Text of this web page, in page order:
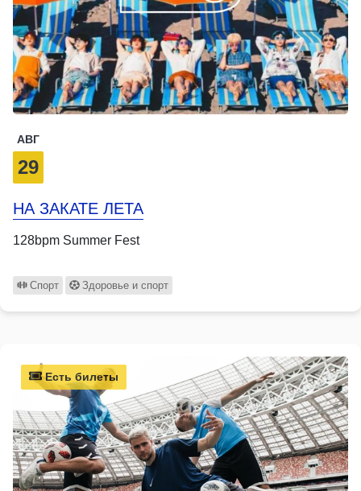
АВГ
29
НА ЗАКАТЕ ЛЕТА
128bpm Summer Fest
Спорт Здоровье и спорт
Есть билеты